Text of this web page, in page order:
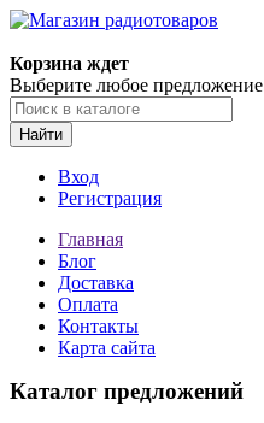
Корзина ждет
Выберите любое предложение
Найти
Вход
Регистрация
Главная
Блог
Доставка
Оплата
Контакты
Карта сайта
Каталог предложений